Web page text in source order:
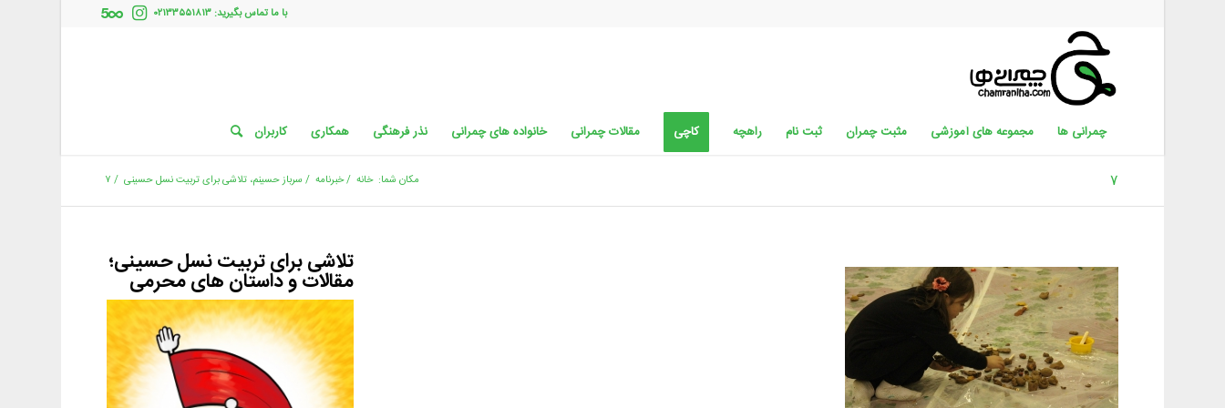
با ما تماس بگیرید: ۰۲۱۳۳۵۵۱۸۱۳
چمرانی ها مجموعه های آموزشی مثبت چمران ثبت نام راهچه کاچی مقالات چمرانی خانواده های چمرانی نذر فرهنگی همکاری کاربران
۷ مکان شما: خانه /خبرنامه / سرباز حسینم، تلاشی برای تربیت نسل حسینی / ۷
تلاشی برای تربیت نسل حسینی؛
مقالات و داستان های محرمی